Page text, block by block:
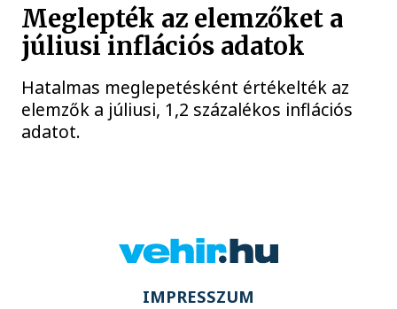
Meglepték az elemzőket a
júliusi inflációs adatok
Hatalmas meglepetésként értékelték az
elemzők a júliusi, 1,2 százalékos inflációs
adatot.
IMPRESSZUM